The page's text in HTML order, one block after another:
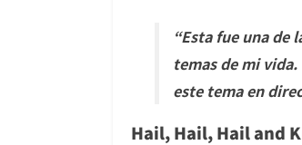
“Esta fue una de
temas de mi
este tema en
Hail, Hail, Hail and